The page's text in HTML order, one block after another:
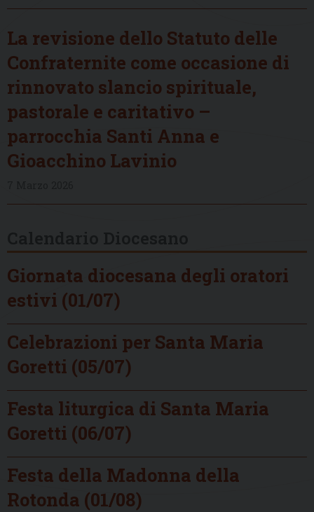
La revisione dello Statuto delle
Confraternite come occasione di
rinnovato slancio spirituale,
pastorale e caritativo –
parrocchia Santi Anna e
Gioacchino Lavinio
Giornata diocesana degli oratori
estivi (01/07)
Celebrazioni per Santa Maria
Goretti (05/07)
Festa liturgica di Santa Maria
Goretti (06/07)
Festa della Madonna della
Rotonda (01/08)